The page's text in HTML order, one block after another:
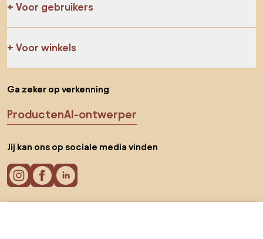
Voor gebruikers
Voor winkels
Ga zeker op verkenning
ProductenAI-ontwerper
Jij kan ons op sociale media vinden